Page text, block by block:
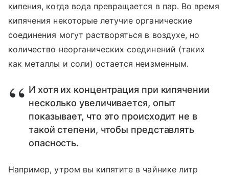
кипения, когда вода превращается в пар. Во время
кипячения некоторые летучие органические
соединения могут растворяться в воздухе, но
количество неорганических соединений (таких
как металлы и соли) остается неизменным.
И хотя их концентрация при кипячении
несколько увеличивается, опыт
показывает, что это происходит не в
такой степени, чтобы представлять
опасность.
Например, утром вы кипятите в чайнике литр